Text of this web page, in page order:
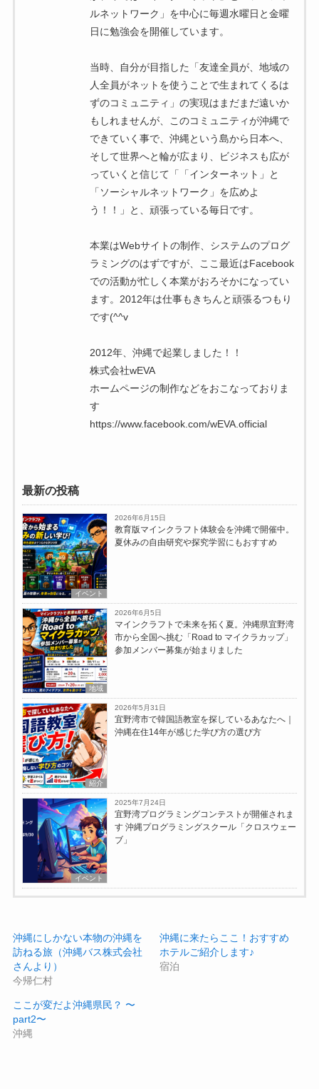
ルネットワーク」を中心に毎週水曜日と金曜
日に勉強会を開催しています。
当時、自分が目指した「友達全員が、地域の
人全員がネットを使うことで生まれてくるは
ずのコミュニティ」の実現はまだまだ遠いか
もしれませんが、このコミュニティが沖縄で
できていく事で、沖縄という島から日本へ、
そして世界へと輪が広まり、ビジネスも広が
っていくと信じて「「インターネット」と
「ソーシャルネットワーク」を広めよ
う！！」と、頑張っている毎日です。
本業はWebサイトの制作、システムのプログ
ラミングのはずですが、ここ最近はFacebook
での活動が忙しく本業がおろそかになってい
ます。2012年は仕事もきちんと頑張るつもり
です(^^v
2012年、沖縄で起業しました！！
株式会社wEVA
ホームページの制作などをおこなっておりま
す
https://www.facebook.com/wEVA.official
最新の投稿
イベント
2026年6月15日
教育版マインクラフト体験会を沖縄で開催中。
夏休みの自由研究や探究学習にもおすすめ
地域
2026年6月5日
マインクラフトで未来を拓く夏。沖縄県宜野湾
市から全国へ挑む「Road to マイクラカップ」
参加メンバー募集が始まりました
紹介
2026年5月31日
宜野湾市で韓国語教室を探しているあなたへ｜
沖縄在住14年が感じた学び方の選び方
イベント
2025年7月24日
宜野湾プログラミングコンテストが開催されま
す 沖縄プログラミングスクール「クロスウェー
ブ」
沖縄にしかない本物の沖縄を
訪ねる旅（沖縄バス株式会社
さんより）
今帰仁村
沖縄に来たらここ！おすすめ
ホテルご紹介します♪
宿泊
ここが変だよ沖縄県民？ 〜
part2〜
沖縄